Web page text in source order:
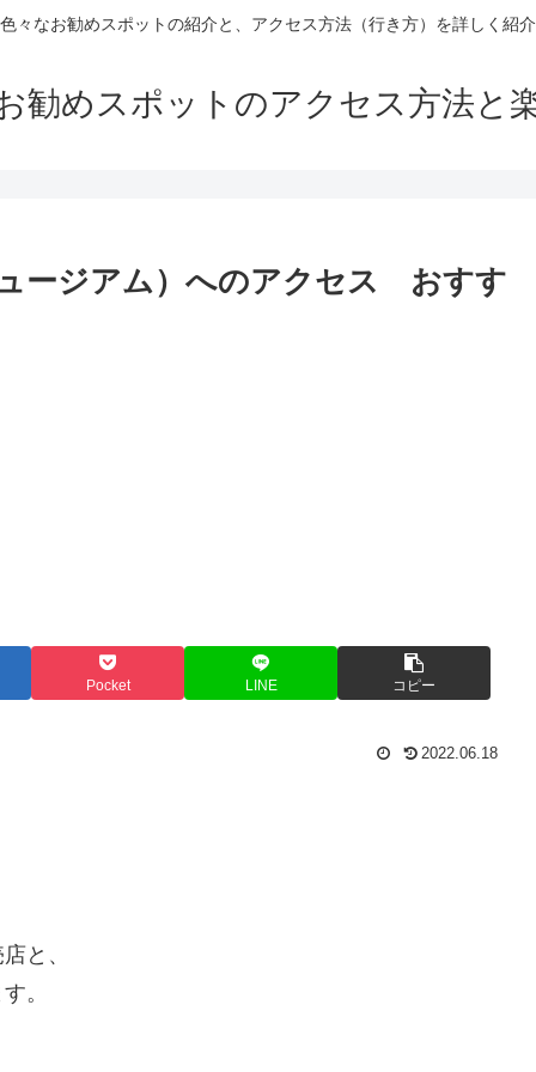
々なお勧めスポットの紹介と、アクセス方法（行き方）を詳しく紹
勧めスポットのアクセス方法と
ージアム）へのアクセス おすす
Pocket LINE コピー
2022.06.18
と、
。